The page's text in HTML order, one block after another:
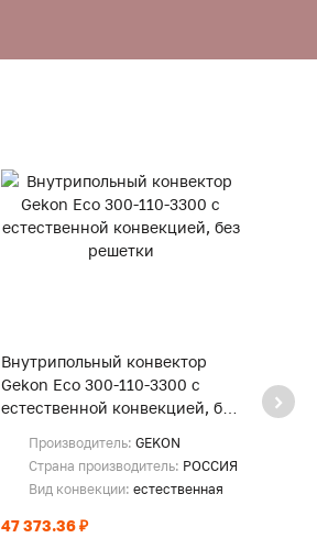
Внутрипольный конвектор
Gekon Eco 300-110-3300 с
естественной конвекцией, без
Производитель:GEKON
Страна производитель: РОССИЯ
Вид конвекции:естественная
47 373.36 ₽